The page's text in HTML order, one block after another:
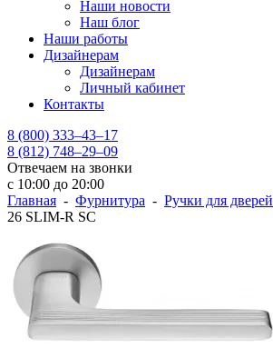
Наши новости
Наш блог
Наши работы
Дизайнерам
Дизайнерам
Личный кабинет
Контакты
8 (800) 333–43–17
8 (812) 748–29–09
Отвечаем на звонки
с 10:00 до 20:00
Главная - Фурнитура - Ручки для дверей
26 SLIM-R SC